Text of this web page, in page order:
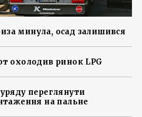
минула, осад залишився
охолодив ринок LPG
переглянути
на пальне